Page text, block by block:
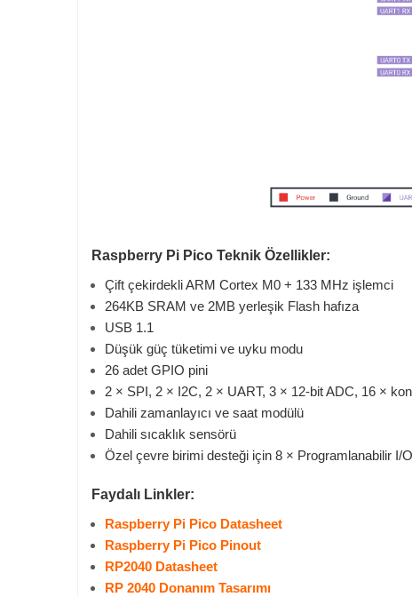
Raspberry Pi Pico Teknik Özellikler:
Çift çekirdekli ARM Cortex M0 + 133 MHz işlemci
264KB SRAM ve 2MB yerleşik Flash hafıza
USB 1.1
Düşük güç tüketimi ve uyku modu
26 adet GPIO pini
2 × SPI, 2 × I2C, 2 × UART, 3 × 12-bit ADC, 16 ×
Dahili zamanlayıcı ve saat modülü
Dahili sıcaklık sensörü
Özel çevre birimi desteği için 8 × Programlanabilir I/
Faydalı Linkler:
Raspberry Pi Pico Datasheet
Raspberry Pi Pico Pinout
RP2040 Datasheet
RP 2040 Donanım Tasarımı